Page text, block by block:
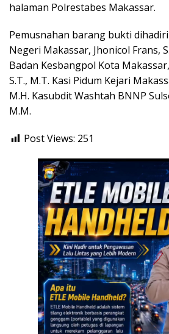
halaman Polrestabes Makassar.
Pemusnahan barang bukti
Negeri Makassar, Jhonicol Frans,
Badan Kesbangpol Kota
S.T., M.T. Kasi Pidum Kejari
M.H. Kasubdit Washtah BNNP
M.M.
Post Views: 251